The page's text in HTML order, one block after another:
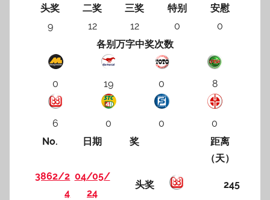
头奖
二奖 三奖 特别
安慰
9
12 12 0
0
各别万字中奖次数
0 19 0 8
6 0 0
0
No.
日期 奖
距离
（天）
3862/2
4
04/05/
24
头奖 245